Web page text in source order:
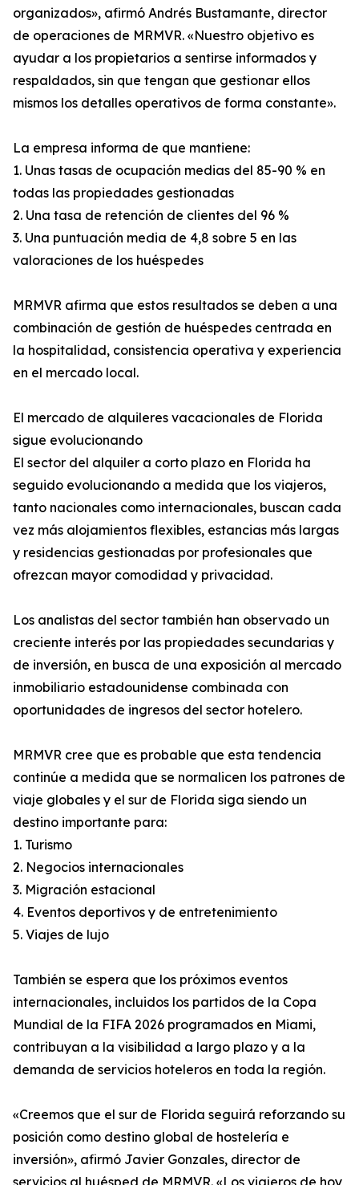
organizados», afirmó Andrés Bustamante, director
de operaciones de MRMVR. «Nuestro objetivo es
ayudar a los propietarios a sentirse informados y
respaldados, sin que tengan que gestionar ellos
mismos los detalles operativos de forma constante».
La empresa informa de que mantiene:
1. Unas tasas de ocupación medias del 85-90 % en
todas las propiedades gestionadas
2. Una tasa de retención de clientes del 96 %
3. Una puntuación media de 4,8 sobre 5 en las
valoraciones de los huéspedes
MRMVR afirma que estos resultados se deben a una
combinación de gestión de huéspedes centrada en
la hospitalidad, consistencia operativa y experiencia
en el mercado local.
El mercado de alquileres vacacionales de Florida
sigue evolucionando
El sector del alquiler a corto plazo en Florida ha
seguido evolucionando a medida que los viajeros,
tanto nacionales como internacionales, buscan cada
vez más alojamientos flexibles, estancias más largas
y residencias gestionadas por profesionales que
ofrezcan mayor comodidad y privacidad.
Los analistas del sector también han observado un
creciente interés por las propiedades secundarias y
de inversión, en busca de una exposición al mercado
inmobiliario estadounidense combinada con
oportunidades de ingresos del sector hotelero.
MRMVR cree que es probable que esta tendencia
continúe a medida que se normalicen los patrones de
viaje globales y el sur de Florida siga siendo un
destino importante para:
1. Turismo
2. Negocios internacionales
3. Migración estacional
4. Eventos deportivos y de entretenimiento
5. Viajes de lujo
También se espera que los próximos eventos
internacionales, incluidos los partidos de la Copa
Mundial de la FIFA 2026 programados en Miami,
contribuyan a la visibilidad a largo plazo y a la
demanda de servicios hoteleros en toda la región.
«Creemos que el sur de Florida seguirá reforzando su
posición como destino global de hostelería e
inversión», afirmó Javier Gonzales, director de